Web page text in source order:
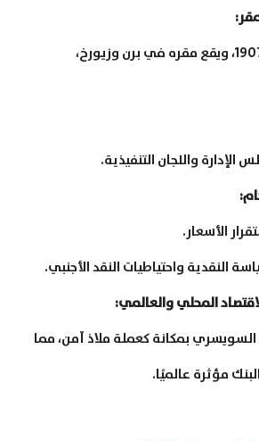
:
تأسس عام 1907، ويقع مقره في برن وزيورخ،
الإدارة واللجان التنفيذية.
:
الأسعار.
النقدية واحتياطيات النقد الأجنبي.
المحلي والعالمي:
السويسري بمكانة كعملة ملاذ آمن، مما
مؤثرة عالميًا.